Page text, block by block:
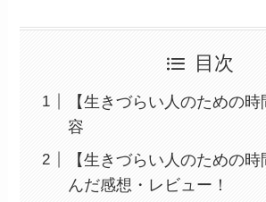
目次
【生きづらい人のための
容
【生きづらい人のための
んだ感想・レビュー！